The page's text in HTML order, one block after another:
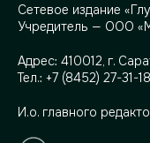
Сетевое издание
Учредитель — ООО
Адрес: 410012, г.
Тел.: +7 (8452) 27-31-18
И.о. главного